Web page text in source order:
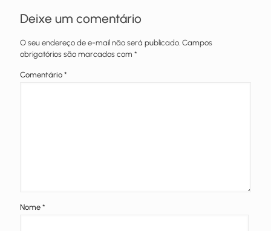
Deixe um comentário
O seu endereço de e-mail não será publicado. Campos
obrigatórios são marcados com *
Comentário *
Nome *